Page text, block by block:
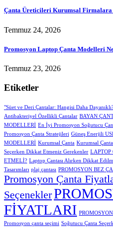
Çanta Üreticileri Kurumsal Firmalara
Temmuz 24, 2026
Promosyon Laptop Çanta Modelleri
Temmuz 23, 2026
Etiketler
"Süet ve Deri Çantalar: Hangisi Daha
Antibakteriyel Özellikli Çantalar BAYAN
MODELLERİ En İyi Promosyon Soğutucu
Promosyon Çanta Stratejileri Güneş Enerjili
MODELLERİ Kurumsal Çanta Kurumsal
Seçerken Dikkat Etmeniz Gerekenler LAPTOP
ETMELİ? Laptop Çantası Alırken Dikkat
Tasarımları plaj çantası PROMOSYON BEZ
Promosyon Çanta
Seçenekler
FİYATLARI
Promosyon çanta seçimi Soğutucu Çanta